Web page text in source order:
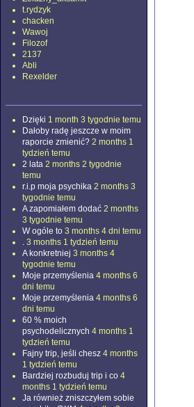
t.rydzyk
chacken
Wawoj
Filozof
2137
Abli
Rexelder
Dzięki 1 month 3 tygodnie temu
Dałoby radę jeszcze w moim
raporcie zmienić? 2 months 1
tydzień temu
2 lata 2 months 2 tygodnie
temu
r.i.p moja psychika 2 months 3
tygodnie temu
A zapomiałem dodać 2 months
3 tygodnie temu
W ogóle to 3 months 4 dni temu
3 months 1 tydzień temu
A konkretniej 3 months 4
tygodnie temu
Moje przemyślenia 4 months 6
dni temu
Moje przemyślenia 4 months 6
dni temu
60 % moich
psychodelicznych 4 months 1
tydzień temu
Fajny trip, jeśli chesz 4 months
1 tydzień temu
Bardziej rozbuduj trip i co 4
months 1 tydzień temu
Ja również zniszczyłem sobie